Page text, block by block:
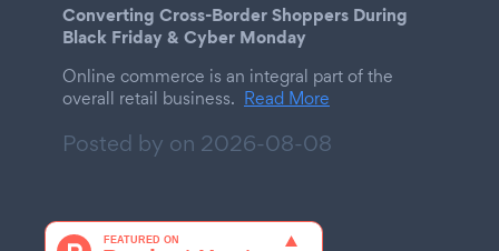
Converting Cross-Border Shoppers During
Black Friday & Cyber Monday
Online commerce is an integral part of the
overall retail business. Read More
Posted by on 2026-08-08